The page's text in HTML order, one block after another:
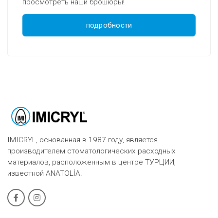
просмотреть наши брошюры!
подробности
IMICRYL, основанная в 1987 году, является
производителем стоматологических расходных
материалов, расположенным в центре ТУРЦИИ,
известной ANATOLİA.